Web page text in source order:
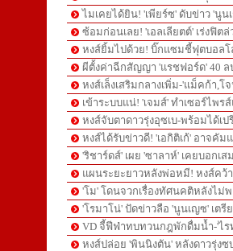
ไมเคยได้ยิน! 'เพียร์ซ' ดับข่าว 'นูน
ซ้อมก่อนเลย! 'เอลเลียตต์' เร่งฟิต
หงส์ยิ้มไปด้วย! บิ๊กแซมชี้ฟุตบอล
ผีตั้งค่าฉีกสัญญา 'แรชฟอร์ด' 40 ล
หงส์เล็งเสริมกลางเพิ่ม-'แม็คก้า,
เข้าระบบแน่! 'เจมส์' ทำเซอร์ไพร
หงส์จับตาดาวรุ่งอุซเบ-พร้อมได้เ
หงส์ได้รับข่าวดี! 'เอกิติเก้' อาจคัม
'ริชาร์ดส์' เผย 'ซาลาห์' เคยบอกเ
แผนระยะยาวหลังพ่อหมี! หงส์คว้
'โม' โดนจวกเรื่องทัศนคติหลังไม่
'โรมาโน่' ปัดข่าวลือ 'นูนเญซ' เตรี
VD จี้ฟีฟ่าทบทวนกฎพักดื่มน้ำ-'ไ
หงส์ปล่อย 'พินนิงตัน' หลังดาวรุ่ง